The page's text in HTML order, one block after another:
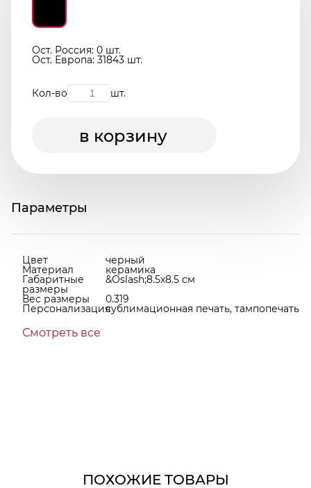
Ост. Россия: 0 шт.
Ост. Европа: 31843 шт.
Кол-во шт.
в корзину
Параметры
Цвет черный
Материал керамика
Габаритные
размеры
&Oslash;8.5x8.5 см
Вес размеры
0.319
Персонализациясублимационная печать, тампопечать
Смотреть все
ПОХОЖИЕ ТОВАРЫ